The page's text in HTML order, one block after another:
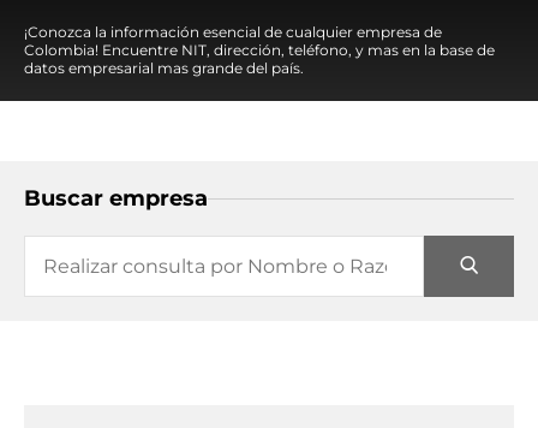
¡Conozca la información esencial de cualquier empresa de
Colombia! Encuentre NIT, dirección, teléfono, y mas en la base de
datos empresarial mas grande del país.
Buscar empresa